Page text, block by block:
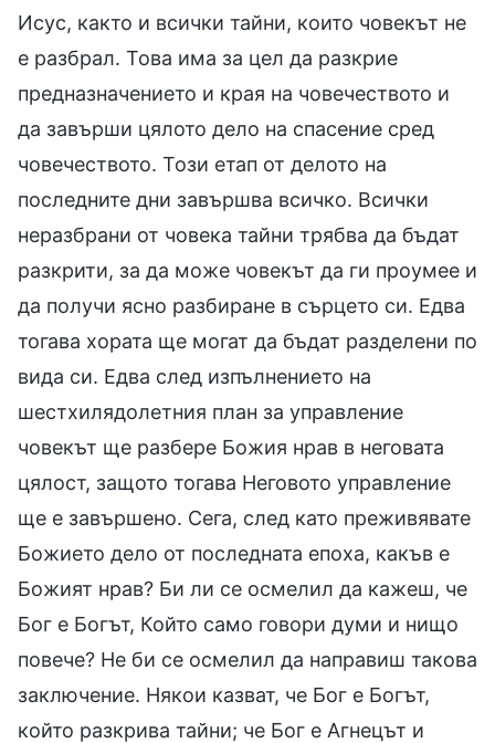
Исус, както и всички тайни, които човекът не
е разбрал. Това има за цел да разкрие
предназначението и края на човечеството и
да завърши цялото дело на спасение сред
човечеството. Този етап от делото на
последните дни завършва всичко. Всички
неразбрани от човека тайни трябва да бъдат
разкрити, за да може човекът да ги проумее и
да получи ясно разбиране в сърцето си. Едва
тогава хората ще могат да бъдат разделени по
вида си. Едва след изпълнението на
шестхилядолетния план за управление
човекът ще разбере Божия нрав в неговата
цялост, защото тогава Неговото управление
ще е завършено. Сега, след като преживявате
Божието дело от последната епоха, какъв е
Божият нрав? Би ли се осмелил да кажеш, че
Бог е Богът, Който само говори думи и нищо
повече? Не би се осмелил да направиш такова
заключение. Някои казват, че Бог е Богът,
който разкрива тайни; че Бог е Агнецът и